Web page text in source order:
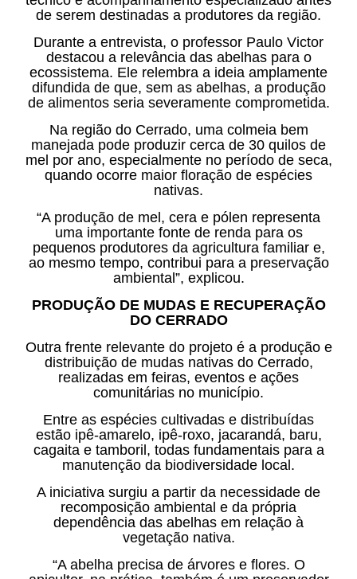
de serem destinadas a produtores da região.
Durante a entrevista, o professor Paulo Victor
destacou a relevância das abelhas para o
ecossistema. Ele relembra a ideia amplamente
difundida de que, sem as abelhas, a produção
de alimentos seria severamente comprometida.
Na região do Cerrado, uma colmeia bem
manejada pode produzir cerca de 30 quilos de
mel por ano, especialmente no período de seca,
quando ocorre maior floração de espécies
nativas.
“A produção de mel, cera e pólen representa
uma importante fonte de renda para os
pequenos produtores da agricultura familiar e,
ao mesmo tempo, contribui para a preservação
ambiental”, explicou.
PRODUÇÃO DE MUDAS E RECUPERAÇÃO
DO CERRADO
Outra frente relevante do projeto é a produção e
distribuição de mudas nativas do Cerrado,
realizadas em feiras, eventos e ações
comunitárias no município.
Entre as espécies cultivadas e distribuídas
estão ipê-amarelo, ipê-roxo, jacarandá, baru,
cagaita e tamboril, todas fundamentais para a
manutenção da biodiversidade local.
A iniciativa surgiu a partir da necessidade de
recomposição ambiental e da própria
dependência das abelhas em relação à
vegetação nativa.
“A abelha precisa de árvores e flores. O